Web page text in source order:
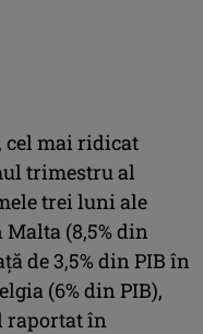
cel mai ridicat
trimestru al
trei luni ale
(8,5% din
de 3,5% din PIB în
(6% din PIB),
raportat în